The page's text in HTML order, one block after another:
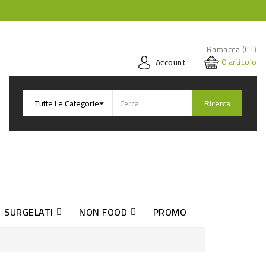
Ramacca (CT)
Account
0articolo
Ricerca
SURGELATI NON FOOD PROMO